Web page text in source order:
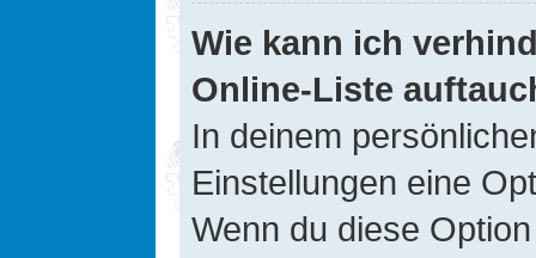
Wie kann ich
Online-Liste
In deinem
Einstellungen eine
Wenn du diese